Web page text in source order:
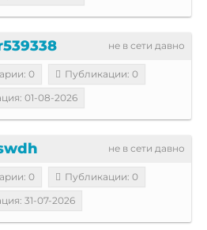
не в сети давно
0
Публикации: 0
01-08-2026
не в сети давно
0
Публикации: 0
31-07-2026